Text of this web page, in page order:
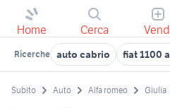
Home Cerca
Ricerche auto cabrio fiat 1100
Subito Auto Alfa romeo Giulia